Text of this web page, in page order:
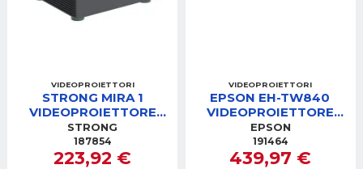
VIDEOPROIETTORI
STRONG MIRA 1
VIDEOPROIETTORE
PORTATILE FHD
STRONG
187854
223,92 €
VIDEOPROIETTORI
EPSON EH-TW840
VIDEOPROIETTORE
FHD
EPSON
191464
439,97 €